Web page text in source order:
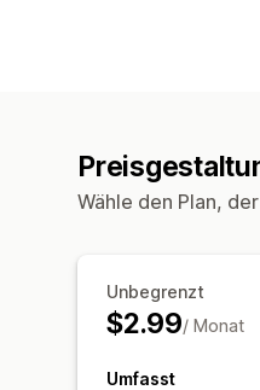
Wähle den Plan,
Unbegrenzt
$2.99/ Monat
Umfasst